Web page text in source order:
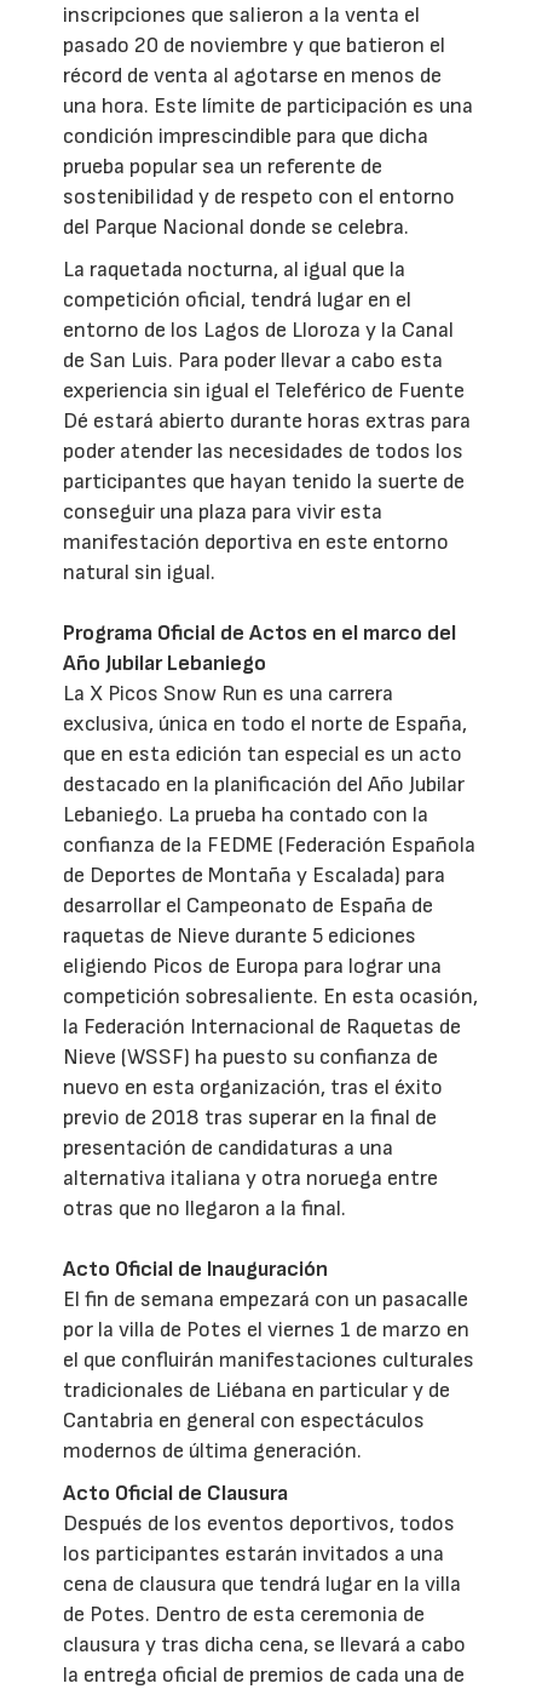
inscripciones que salieron a la venta el
pasado 20 de noviembre y que batieron el
récord de venta al agotarse en menos de
una hora. Este límite de participación es una
condición imprescindible para que dicha
prueba popular sea un referente de
sostenibilidad y de respeto con el entorno
del Parque Nacional donde se celebra.
La raquetada nocturna, al igual que la
competición oficial, tendrá lugar en el
entorno de los Lagos de Lloroza y la Canal
de San Luis. Para poder llevar a cabo esta
experiencia sin igual el Teleférico de Fuente
Dé estará abierto durante horas extras para
poder atender las necesidades de todos los
participantes que hayan tenido la suerte de
conseguir una plaza para vivir esta
manifestación deportiva en este entorno
natural sin igual.
Programa Oficial de Actos en el marco del
Año Jubilar Lebaniego
La X Picos Snow Run es una carrera
exclusiva, única en todo el norte de España,
que en esta edición tan especial es un acto
destacado en la planificación del Año Jubilar
Lebaniego. La prueba ha contado con la
confianza de la FEDME (Federación Española
de Deportes de Montaña y Escalada) para
desarrollar el Campeonato de España de
raquetas de Nieve durante 5 ediciones
eligiendo Picos de Europa para lograr una
competición sobresaliente. En esta ocasión,
la Federación Internacional de Raquetas de
Nieve (WSSF) ha puesto su confianza de
nuevo en esta organización, tras el éxito
previo de 2018 tras superar en la final de
presentación de candidaturas a una
alternativa italiana y otra noruega entre
otras que no llegaron a la final.
Acto Oficial de Inauguración
El fin de semana empezará con un pasacalle
por la villa de Potes el viernes 1 de marzo en
el que confluirán manifestaciones culturales
tradicionales de Liébana en particular y de
Cantabria en general con espectáculos
modernos de última generación.
Acto Oficial de Clausura
Después de los eventos deportivos, todos
los participantes estarán invitados a una
cena de clausura que tendrá lugar en la villa
de Potes. Dentro de esta ceremonia de
clausura y tras dicha cena, se llevará a cabo
la entrega oficial de premios de cada una de